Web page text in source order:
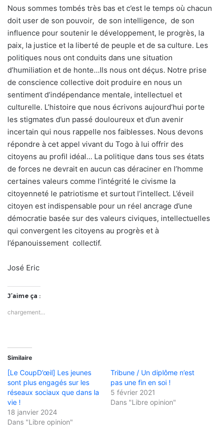
Nous sommes tombés très bas et c’est le temps où chacun
doit user de son pouvoir, de son intelligence, de son
influence pour soutenir le développement, le progrès, la
paix, la justice et la liberté de peuple et de sa culture. Les
politiques nous ont conduits dans une situation
d’humiliation et de honte…Ils nous ont déçus. Notre prise
de conscience collective doit produire en nous un
sentiment d’indépendance mentale, intellectuel et
culturelle. L’histoire que nous écrivons aujourd’hui porte
les stigmates d’un passé douloureux et d’un avenir
incertain qui nous rappelle nos faiblesses. Nous devons
répondre à cet appel vivant du Togo à lui offrir des
citoyens au profil idéal… La politique dans tous ses états
de forces ne devrait en aucun cas déraciner en l’homme
certaines valeurs comme l’intégrité le civisme la
citoyenneté le patriotisme et surtout l’intellect. L’éveil
citoyen est indispensable pour un réel ancrage d’une
démocratie basée sur des valeurs civiques, intellectuelles
qui convergent les citoyens au progrès et à
l’épanouissement collectif.
José Eric
J’aime ça :
chargement…
Similaire
[Le CoupD’œil] Les jeunes
sont plus engagés sur les
réseaux sociaux que dans la
vie !
18 janvier 2024
Dans "Libre opinion"
Tribune / Un diplôme n’est
pas une fin en soi !
5 février 2021
Dans "Libre opinion"